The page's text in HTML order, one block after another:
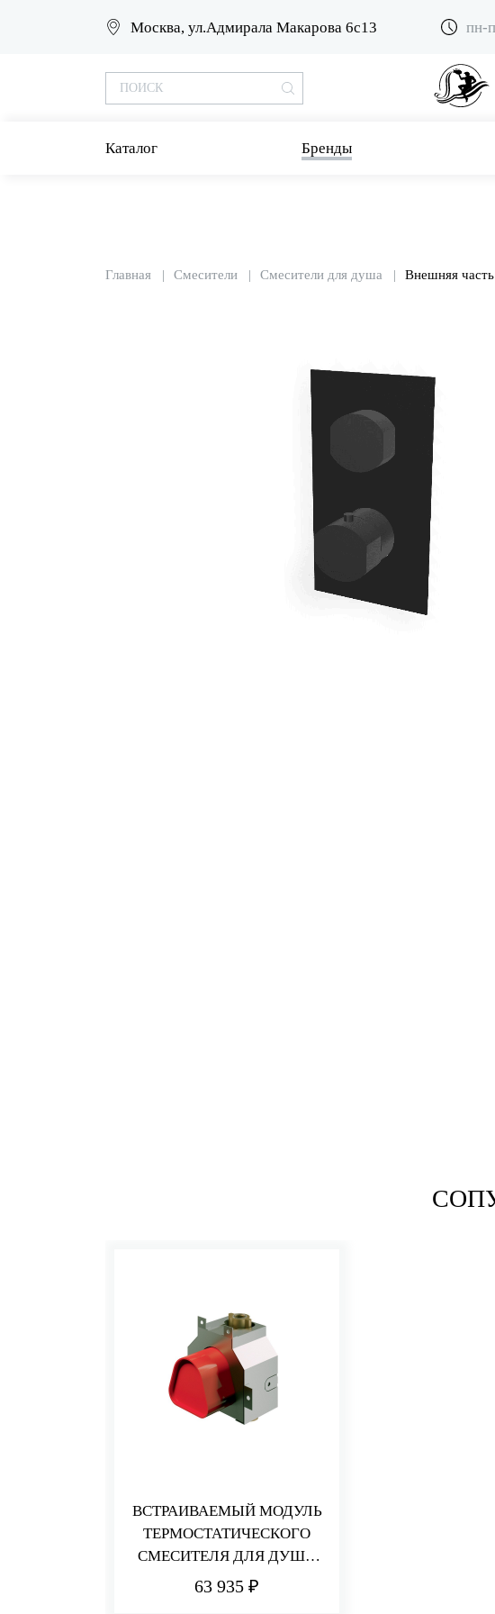
Москва, ул.Адмирала Макарова 6с13 пн-
Каталог Бренды
Главная Смесители Смесители для душа Внешняя
ВСТРАИВАЕМЫЙ МОДУЛЬ
ТЕРМОСТАТИЧЕСКОГО
СМЕСИТЕЛЯ ДЛЯ ДУША
НА 1 ПОТРЕБИТЕЛЯ
63 935 ₽